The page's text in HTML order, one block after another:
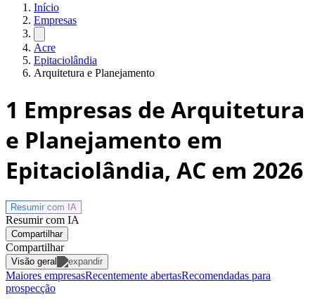
Início
Empresas
Acre
Epitaciolândia
Arquitetura e Planejamento
1 Empresas de Arquitetura
e Planejamento em
Epitaciolândia, AC em 2026
Resumir com IA
Resumir com IA
Compartilhar
Compartilhar
Visão geral
Maiores empresasRecentemente abertasRecomendadas para
prospecção